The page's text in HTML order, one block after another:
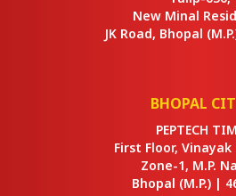
New Minal
JK Road, Bhopal
BHOPAL
PEPTECH
First Floor,
Zone-1, M.P.
Bhopal (M.P.) |